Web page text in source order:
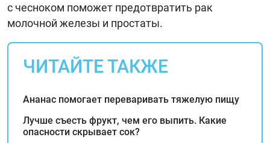
с чесноком поможет предотвратить рак
молочной железы и простаты.
ЧИТАЙТЕ ТАКЖЕ
Ананас помогает переваривать тяжелую пищу
Лучше съесть фрукт, чем его выпить. Какие
опасности скрывает сок?